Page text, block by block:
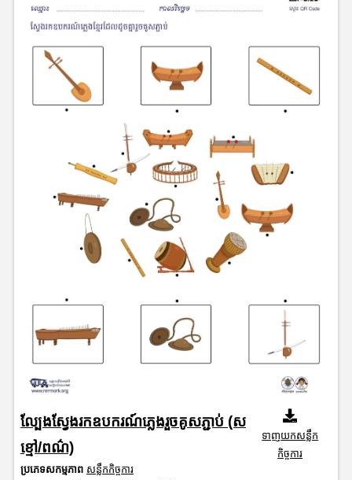
ល្បែងស្វែងរកឧបករណ៍ភ្លេងរួចគូសភ្ជាប់ (ស
ខ្មៅ/ពណ៌)
ប្រភេទសកម្មភាព សន្លឹកកិច្ចការ
ទាញយកសន្លឹក
កិច្ចការ